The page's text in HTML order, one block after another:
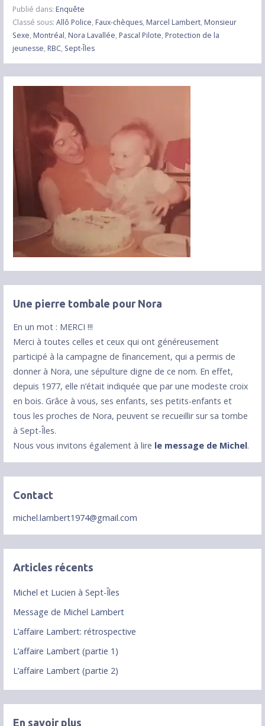
Publié dans: Enquête
Classé sous: Allô Police, Faux-chèques, Marcel Lambert, Monsieur
Sexe, Montréal, Nora Lavallée, Pascal Pilote, Protection de la
jeunesse, RBC, Sept-Îles
Une pierre tombale pour Nora
En un mot : MERCI !!!
Merci à toutes celles et ceux qui ont généreusement
participé à la campagne de financement, qui a permis de
donner à Nora, une sépulture digne de ce nom. En effet,
depuis 1977, elle n’était indiquée que par une modeste croix
en bois. Grâce à vous, ses enfants, ses petits-enfants et
tous les proches de Nora, peuvent se recueillir sur sa tombe
à Sept-Îles.
Nous vous invitons également à lire le message de Michel.
Contact
michel.lambert1974@gmail.com
Articles récents
Michel et Lucien à Sept-Îles
Message de Michel Lambert
L’affaire Lambert: rétrospective
L’affaire Lambert (partie 1)
L’affaire Lambert (partie 2)
En savoir plus